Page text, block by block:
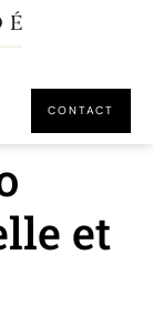
CONTACT
et